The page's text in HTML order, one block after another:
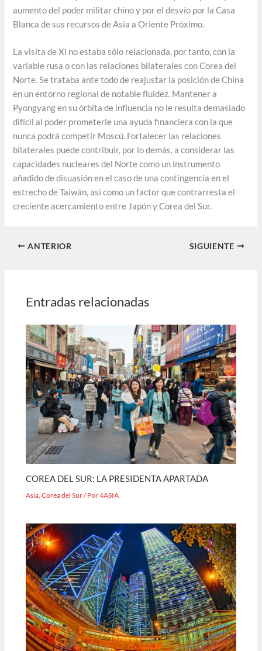
aumento del poder militar chino y por el desvío por la Casa
Blanca de sus recursos de Asia a Oriente Próximo.
La visita de Xi no estaba sólo relacionada, por tanto, con la
variable rusa o con las relaciones bilaterales con Corea del
Norte. Se trataba ante todo de reajustar la posición de China
en un entorno regional de notable fluidez. Mantener a
Pyongyang en su órbita de influencia no le resulta demasiado
difícil al poder prometerle una ayuda financiera con la que
nunca podrá competir Moscú. Fortalecer las relaciones
bilaterales puede contribuir, por lo demás, a considerar las
capacidades nucleares del Norte como un instrumento
añadido de disuasión en el caso de una contingencia en el
estrecho de Taiwán, así como un factor que contrarresta el
creciente acercamiento entre Japón y Corea del Sur.
ANTERIOR SIGUIENTE
Entradas relacionadas
COREA DEL SUR: LA PRESIDENTA APARTADA
Asia ,Corea del Sur/ Por4ASIA